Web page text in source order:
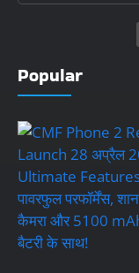
Popular